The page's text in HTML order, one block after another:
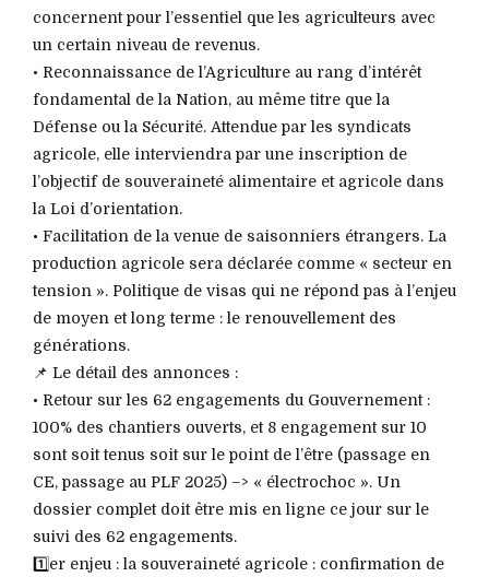
concernent pour l’essentiel que les agriculteurs avec
un certain niveau de revenus.
• Reconnaissance de l’Agriculture au rang d’intérêt
fondamental de la Nation, au même titre que la
Défense ou la Sécurité. Attendue par les syndicats
agricole, elle interviendra par une inscription de
l’objectif de souveraineté alimentaire et agricole dans
la Loi d’orientation.
• Facilitation de la venue de saisonniers étrangers. La
production agricole sera déclarée comme « secteur en
tension ». Politique de visas qui ne répond pas à l’enjeu
de moyen et long terme : le renouvellement des
générations.
📌 Le détail des annonces :
• Retour sur les 62 engagements du Gouvernement :
100% des chantiers ouverts, et 8 engagement sur 10
sont soit tenus soit sur le point de l’être (passage en
CE, passage au PLF 2025) –> « électrochoc ». Un
dossier complet doit être mis en ligne ce jour sur le
suivi des 62 engagements.
1️⃣er enjeu : la souveraineté agricole : confirmation de